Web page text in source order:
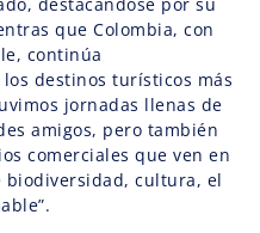
que Colombia, con
continúa
destinos turísticos más
jornadas llenas de
amigos, pero también
comerciales que ven en
cultura, el